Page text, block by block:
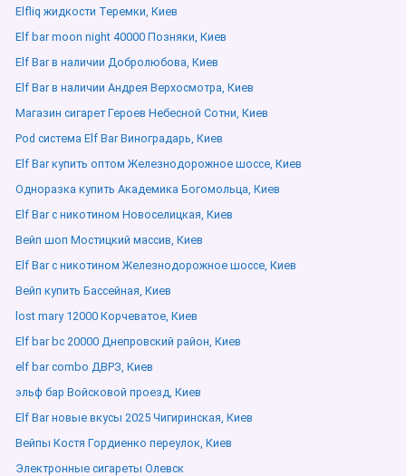
Elfliq жидкости Теремки, Киев
Elf bar moon night 40000 Позняки, Киев
Elf Bar в наличии Добролюбова, Киев
Elf Bar в наличии Андрея Верхосмотра, Киев
Магазин сигарет Героев Небесной Сотни, Киев
Pod система Elf Bar Виноградарь, Киев
Elf Bar купить оптом Железнодорожное шоссе, Киев
Одноразка купить Академика Богомольца, Киев
Elf Bar с никотином Новоселицкая, Киев
Вейп шоп Мостицкий массив, Киев
Elf Bar с никотином Железнодорожное шоссе, Киев
Вейп купить Бассейная, Киев
lost mary 12000 Корчеватое, Киев
Elf bar bc 20000 Днепровский район, Киев
elf bar combo ДВРЗ, Киев
эльф бар Войсковой проезд, Киев
Elf Bar новые вкусы 2025 Чигиринская, Киев
Вейпы Костя Гордиенко переулок, Киев
Электронные сигареты Олевск